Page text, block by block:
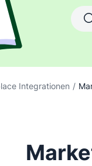
Integrationen /